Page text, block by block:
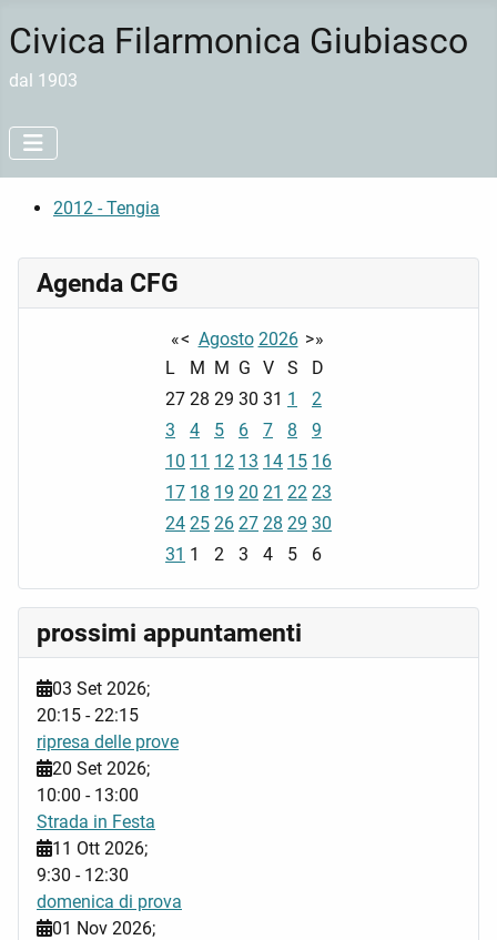
Civica Filarmonica Giubiasco
dal 1903
2012 - Tengia
Agenda CFG
«< Agosto 2026 >»
L
M M G V S
D
27 28 29 30 31 1
2
3
4 5 6 7 8
9
10 11 12 13 14 15 16
17 18 19 20 21 22 23
24 25 26 27 28 29 30
31 1 2 3 4 5 6
prossimi appuntamenti
03 Set 2026;
20:15 -22:15
ripresa delle prove
20 Set 2026;
10:00 - 13:00
Strada in Festa
11 Ott 2026;
9:30 - 12:30
domenica di prova
01 Nov 2026;